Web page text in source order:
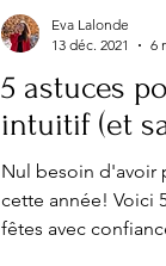
5 astuces
intuitif (et
Nul besoin d'avoir
cette année! Voici
fêtes avec
Eva Lalonde
13 déc. 2021
6